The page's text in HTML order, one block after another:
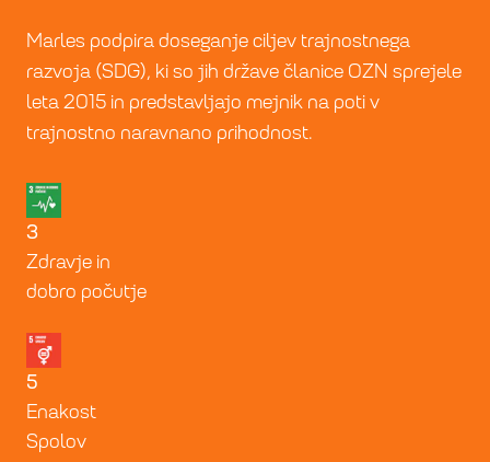
Marles podpira doseganje ciljev trajnostnega
razvoja (SDG), ki so jih države članice OZN sprejele
leta 2015 in predstavljajo mejnik na poti v
trajnostno naravnano prihodnost.
3
Zdravje in
dobro počutje
5
Enakost
Spolov